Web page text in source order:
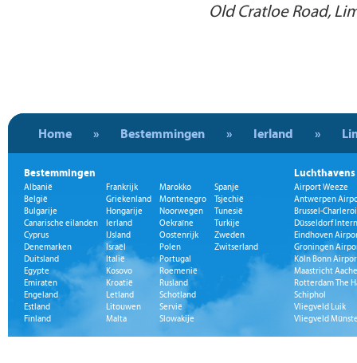
Old Cratloe Road,
Home » Bestemmingen » Ierland »
Bestemmingen
Albanië
België
Bulgarije
Canarische eilanden
Cyprus
Denemarken
Duitsland
Egypte
Emiraten
Engeland
Estland
Finland
Frankrijk
Griekenland
Hongarije
Ierland
IJsland
Israël
Italië
Kosovo
Kroatië
Letland
Litouwen
Malta
Marokko
Montenegro
Noorwegen
Oekraïne
Oostenrijk
Polen
Portugal
Roemenië
Rusland
Schotland
Servië
Slowakije
Spanje
Tsjechië
Tunesië
Turkije
Zweden
Zwitserland
Luchthavens
Airport Weeze
Antwerpen
Brussel-
Düsseldorf
Eindhoven
Groningen
Köln Bonn
Maastricht
Rotterdam The
Schiphol
Vliegveld Luik
Vliegveld